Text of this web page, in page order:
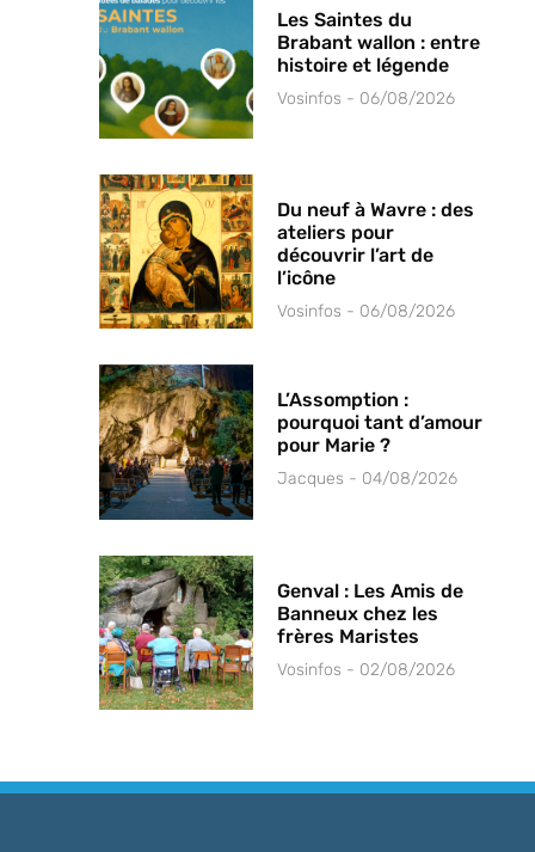
Les Saintes du
Brabant wallon : entre
histoire et légende
Vosinfos 06/08/2026
Du neuf à Wavre : des
ateliers pour
découvrir l’art de
l’icône
Vosinfos 06/08/2026
L’Assomption :
pourquoi tant d’amour
pour Marie ?
Jacques 04/08/2026
Genval : Les Amis de
Banneux chez les
frères Maristes
Vosinfos 02/08/2026